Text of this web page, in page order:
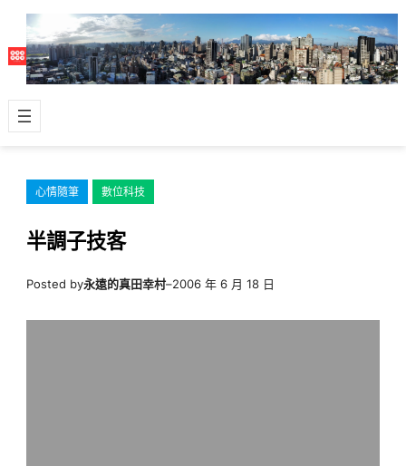
主
容
心情隨筆 數位科技
半調子技客
Posted by永遠的真田幸村–2006 年 6 月 18 日